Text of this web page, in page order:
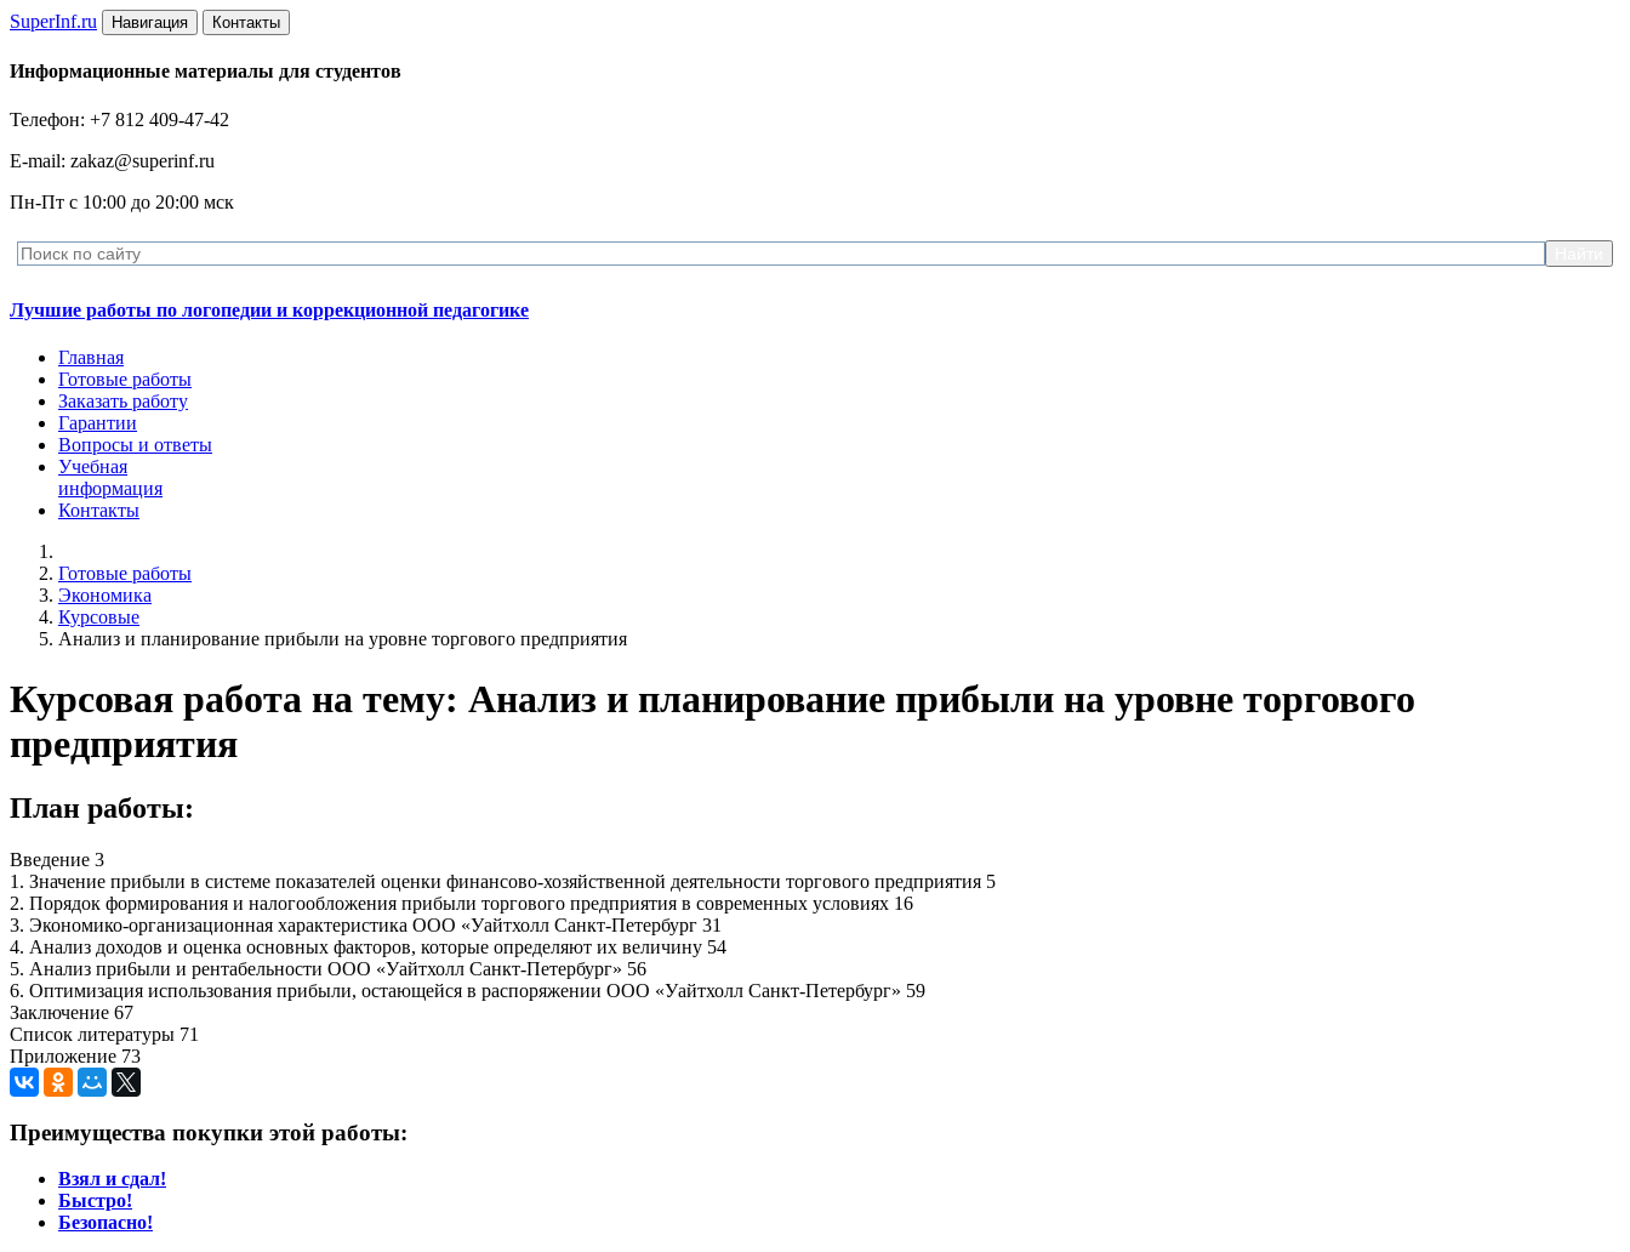
SuperInf.ru Навигация Контакты
Информационные материалы для студентов
Телефон: +7 812 409-47-42
E-mail: zakaz@superinf.ru
Пн-Пт с 10:00 до 20:00 мск
Лучшие работы по логопедии и коррекционной педагогике
Главная
Готовые работы
Заказать работу
Гарантии
Вопросы и ответы
Учебная
информация
Контакты
Готовые работы
Экономика
Курсовые
Анализ и планирование прибыли на уровне торгового предприятия
Курсовая работа на тему: Анализ и планирование прибыли на уровне торгового
предприятия
План работы:
Введение 3
1. Значение прибыли в системе показателей оценки финансово-хозяйственной деятельности торгового предприятия 5
2. Порядок формирования и налогообложения прибыли торгового предприятия в современных условиях 16
3. Экономико-организационная характеристика ООО «Уайтхолл Санкт-Петербург 31
4. Анализ доходов и оценка основных факторов, которые определяют их величину 54
5. Анализ при6ыли и рентабельности ООО «Уайтхолл Санкт-Петербург» 56
6. Оптимизация использования прибыли, остающейся в распоряжении ООО «Уайтхолл Санкт-Петербург» 59
Заключение 67
Список литературы 71
Приложение 73
Преимущества покупки этой работы:
Взял и сдал!
Быстро!
Безопасно!